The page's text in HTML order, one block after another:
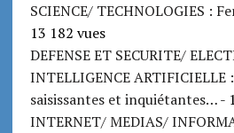
SCIENCE/ TECHNOLOGIES :
13 182 vues
DEFENSE ET SECURITE/
INTELLIGENCE ARTIFICIELLE
saisissantes et inquiétantes…-
INTERNET/ MEDIAS/